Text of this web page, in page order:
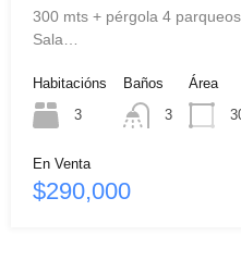
300 mts + pérgola 4
Sala…
Habitacións
3
Baños
3
Área
En Venta
$290,000